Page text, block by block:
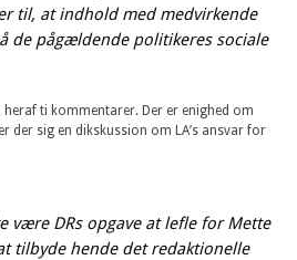
til, at indhold med medvirkende
de pågældende politikeres sociale
ti kommentarer. Der er enighed om
der sig en dikskussion om LA’s ansvar for
være DRs opgave at lefle for Mette
tilbyde hende det redaktionelle